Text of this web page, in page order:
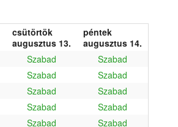
csütörtök
augusztus 13.
péntek
augusztus 14.
Szabad
Szabad
Szabad
Szabad
Szabad
Szabad
Szabad
Szabad
Szabad
Szabad